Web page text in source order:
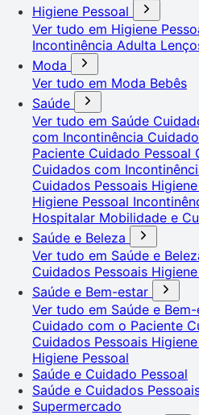
Higiene Pessoal
Ver tudo em Higiene
Incontinência Adulta
Moda
Ver tudo em Moda Bebês
Saúde
Ver tudo em Saúde
com Incontinência
Paciente Cuidado Pessoal
Cuidados com
Cuidados Pessoais
Higiene Pessoal
Hospitalar Mobilidade e
Saúde e Beleza
Ver tudo em Saúde e
Cuidados Pessoais
Saúde e Bem-estar
Ver tudo em Saúde e
Cuidado com o Paciente
Cuidados Pessoais
Higiene Pessoal
Saúde e Cuidado Pessoal
Saúde e Cuidados
Supermercado